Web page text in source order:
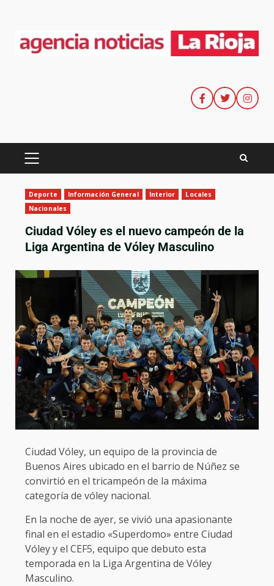
Deporte Información General Interior
Locales
Nacionales
Ciudad Vóley es el nuevo campeón de la
Liga Argentina de Vóley Masculino
Ciudad Vóley, un equipo de la provincia de
Buenos Aires ubicado en el barrio de Núñez se
convirtió en el tricampeón de la máxima
categoría de vóley nacional.
En la noche de ayer, se vivió una apasionante
final en el estadio «Superdomo» entre Ciudad
Vóley y el CEF5, equipo que debuto esta
temporada en la Liga Argentina de Vóley
Masculino.